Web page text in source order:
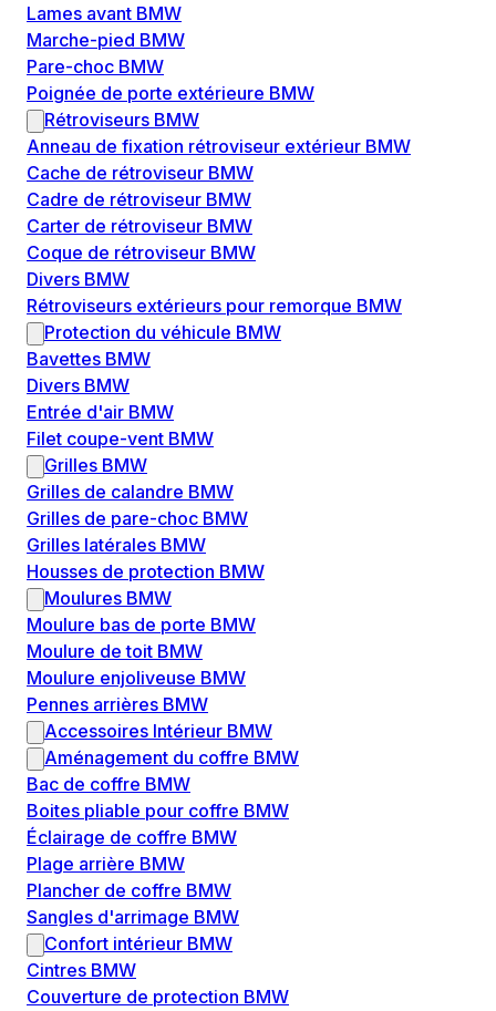
Lames avant BMW
Marche-pied BMW
Pare-choc BMW
Poignée de porte extérieure BMW
Rétroviseurs BMW
Anneau de fixation rétroviseur extérieur BMW
Cache de rétroviseur BMW
Cadre de rétroviseur BMW
Carter de rétroviseur BMW
Coque de rétroviseur BMW
Divers BMW
Rétroviseurs extérieurs pour remorque BMW
Protection du véhicule BMW
Bavettes BMW
Divers BMW
Entrée d'air BMW
Filet coupe-vent BMW
Grilles BMW
Grilles de calandre BMW
Grilles de pare-choc BMW
Grilles latérales BMW
Housses de protection BMW
Moulures BMW
Moulure bas de porte BMW
Moulure de toit BMW
Moulure enjoliveuse BMW
Pennes arrières BMW
Accessoires Intérieur BMW
Aménagement du coffre BMW
Bac de coffre BMW
Boites pliable pour coffre BMW
Éclairage de coffre BMW
Plage arrière BMW
Plancher de coffre BMW
Sangles d'arrimage BMW
Confort intérieur BMW
Cintres BMW
Couverture de protection BMW